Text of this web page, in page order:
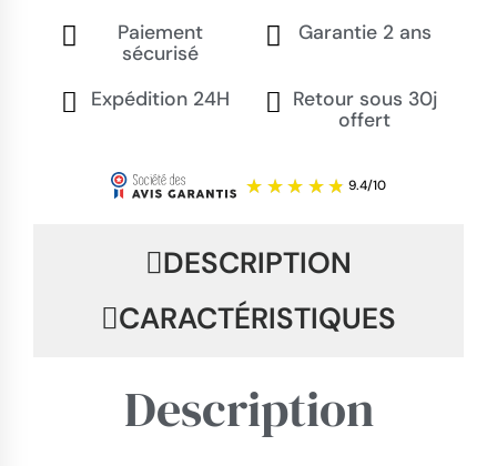
Paiement
sécurisé
Garantie 2 ans
Expédition 24H
Retour sous 30j
offert
DESCRIPTION
CARACTÉRISTIQUES
Description